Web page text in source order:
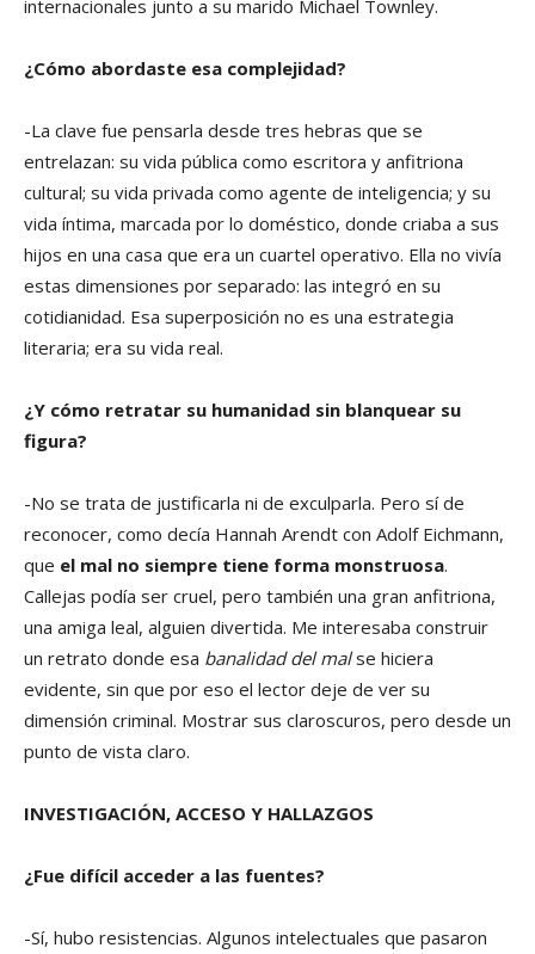
internacionales junto a su marido Michael Townley.
¿Cómo abordaste esa complejidad?
-La clave fue pensarla desde tres hebras que se
entrelazan: su vida pública como escritora y anfitriona
cultural; su vida privada como agente de inteligencia; y su
vida íntima, marcada por lo doméstico, donde criaba a sus
hijos en una casa que era un cuartel operativo. Ella no vivía
estas dimensiones por separado: las integró en su
cotidianidad. Esa superposición no es una estrategia
literaria; era su vida real.
¿Y cómo retratar su humanidad sin blanquear su
figura?
-No se trata de justificarla ni de exculparla. Pero sí de
reconocer, como decía Hannah Arendt con Adolf Eichmann,
que el mal no siempre tiene forma monstruosa.
Callejas podía ser cruel, pero también una gran anfitriona,
una amiga leal, alguien divertida. Me interesaba construir
un retrato donde esa banalidad del malse hiciera
evidente, sin que por eso el lector deje de ver su
dimensión criminal. Mostrar sus claroscuros, pero desde un
punto de vista claro.
INVESTIGACIÓN, ACCESO Y HALLAZGOS
¿Fue difícil acceder a las fuentes?
-Sí, hubo resistencias. Algunos intelectuales que pasaron